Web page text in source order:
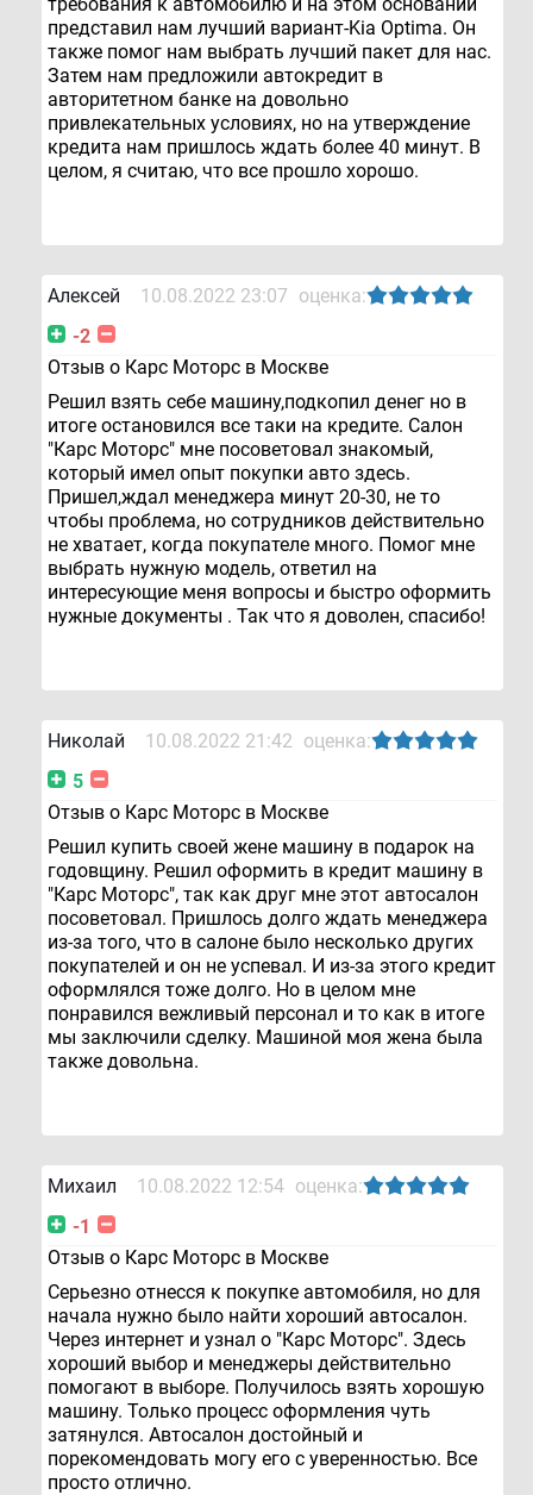
представил нам лучший вариант-Kia Optima. Он
также помог нам выбрать лучший пакет для нас.
Затем нам предложили автокредит в
авторитетном банке на довольно
привлекательных условиях, но на утверждение
кредита нам пришлось ждать более 40 минут. В
целом, я считаю, что все прошло хорошо.
Алексей 10.08.2022 23:07 оценка:
-2
Отзыв о Карс Моторс в Москве
Решил взять себе машину,подкопил денег но в
итоге остановился все таки на кредите. Салон
"Карс Моторс" мне посоветовал знакомый,
который имел опыт покупки авто здесь.
Пришел,ждал менеджера минут 20-30, не то
чтобы проблема, но сотрудников действительно
не хватает, когда покупателе много. Помог мне
выбрать нужную модель, ответил на
интересующие меня вопросы и быстро оформить
нужные документы . Так что я доволен, спасибо!
Николай 10.08.2022 21:42 оценка:
5
Отзыв о Карс Моторс в Москве
Решил купить своей жене машину в подарок на
годовщину. Решил оформить в кредит машину в
"Карс Моторс", так как друг мне этот автосалон
посоветовал. Пришлось долго ждать менеджера
из-за того, что в салоне было несколько других
покупателей и он не успевал. И из-за этого кредит
оформлялся тоже долго. Но в целом мне
понравился вежливый персонал и то как в итоге
мы заключили сделку. Машиной моя жена была
также довольна.
Михаил 10.08.2022 12:54 оценка:
-1
Отзыв о Карс Моторс в Москве
Серьезно отнесся к покупке автомобиля, но для
начала нужно было найти хороший автосалон.
Через интернет и узнал о "Карс Моторс". Здесь
хороший выбор и менеджеры действительно
помогают в выборе. Получилось взять хорошую
машину. Только процесс оформления чуть
затянулся. Автосалон достойный и
порекомендовать могу его с уверенностью. Все
просто отлично.